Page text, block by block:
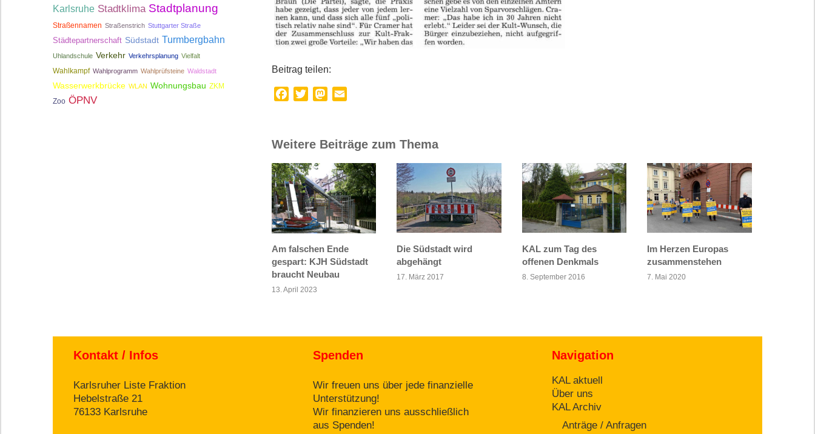
Beitrag teilen:
Facebook
TwitterMastodon
Weitere Beiträge zum Thema
Am falschen Ende
gespart: KJH Südstadt
braucht Neubau
13. April 2023
Die Südstadt wird
abgehängt
17. März 2017
KAL zum Tag des
offenen Denkmals
8. September 2016
Im Herzen Europas
zusammenstehen
7. Mai 2020
Karlsruhe Stadtklima Stadtplanung
Straßennamen Straßenstrich Stuttgarter Straße
Städtepartnerschaft Südstadt Turmbergbahn
Uhlandschule Verkehr Verkehrsplanung Vielfalt
Wahlkampf Wahlprogramm Wahlprüfsteine Waldstadt
Wasserwerkbrücke WLAN Wohnungsbau ZKM
Zoo ÖPNV
Kontakt / Infos
Karlsruher Liste Fraktion
Hebelstraße 21
76133 Karlsruhe
Spenden
Wir freuen uns über jede finanzielle
Unterstützung!
Wir finanzieren uns ausschließlich
aus Spenden!
Navigation
KAL aktuell
Über uns
KAL Archiv
Anträge / Anfragen